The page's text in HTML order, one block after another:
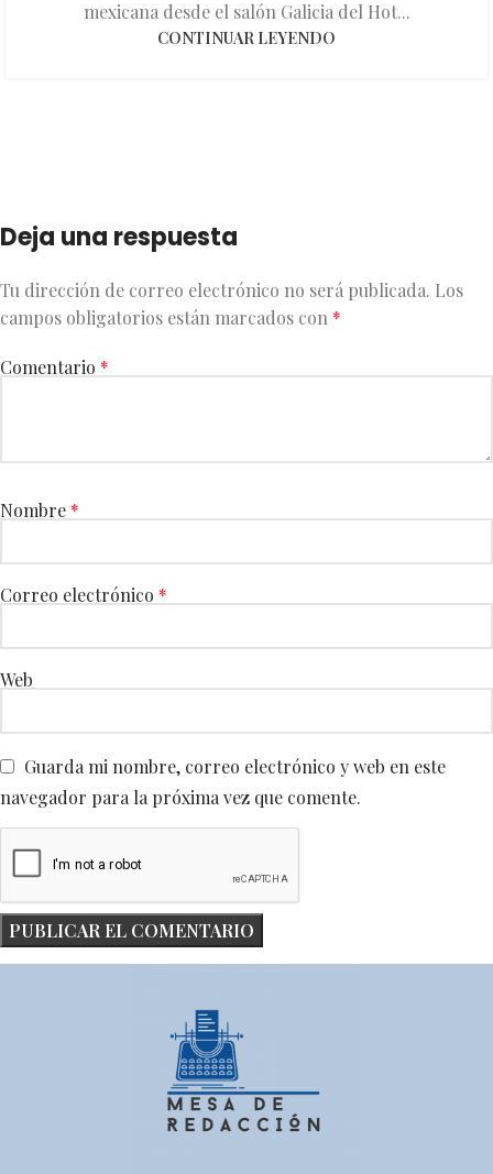
mexicana desde el salón Galicia del Hot...
CONTINUAR LEYENDO
Deja una respuesta
Tu dirección de correo electrónico no será publicada. Los
campos obligatorios están marcados con *
Comentario *
Nombre *
Correo electrónico *
Web
Guarda mi nombre, correo electrónico y web en este
navegador para la próxima vez que comente.